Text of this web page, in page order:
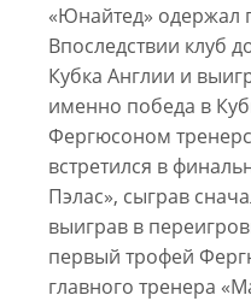
«Юнайтед» одержал
Впоследствии клуб
Кубка Англии и
именно победа в
Фергюсоном
встретился в
Пэлас», сыграв
выиграв в
первый трофей
главного тренера